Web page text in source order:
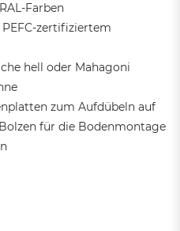
Farben
zertifiziertem
hell oder Mahagoni
zum Aufdübeln auf
für die Bodenmontage